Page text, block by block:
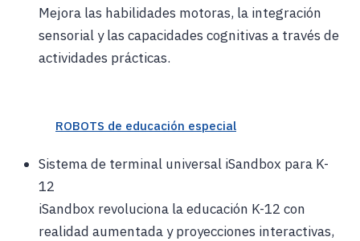
Mejora las habilidades motoras, la integración
sensorial y las capacidades cognitivas a través de
actividades prácticas.
ROBOTS de educación especial
Sistema de terminal universal iSandbox para K-
12
iSandbox revoluciona la educación K-12 con
realidad aumentada y proyecciones interactivas,